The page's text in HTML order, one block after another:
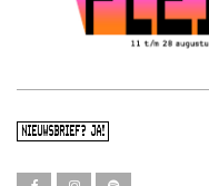
NIEUWSBRIEF? JA!